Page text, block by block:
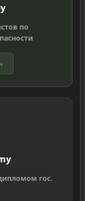
по
гос.